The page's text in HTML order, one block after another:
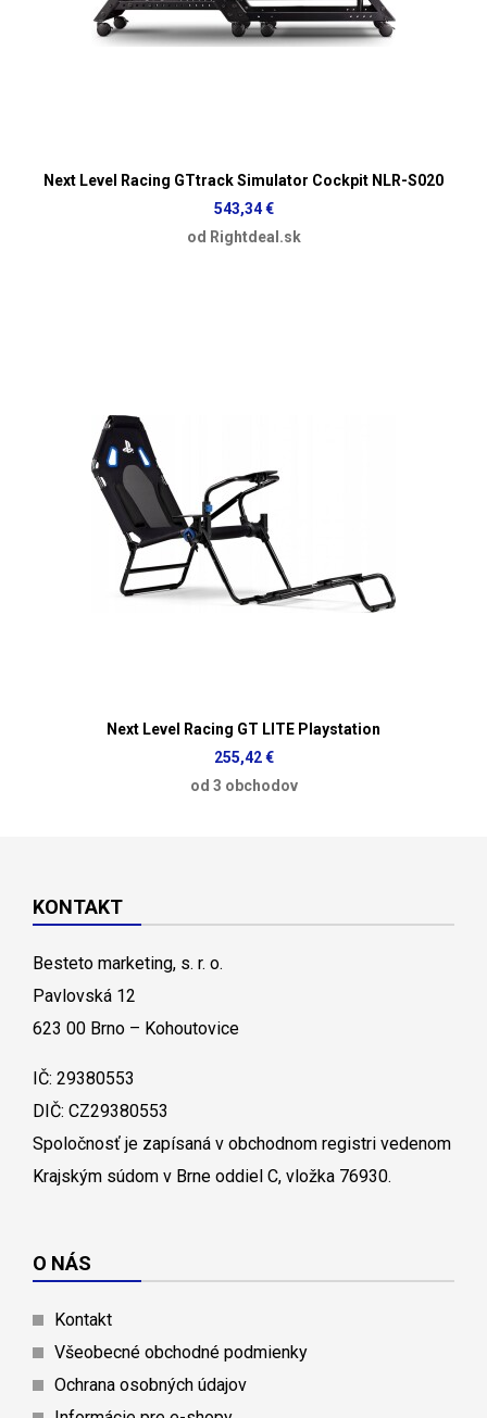
Next Level Racing GTtrack Simulator Cockpit NLR-S020
543,34 €
od Rightdeal.sk
Next Level Racing GT LITE Playstation
255,42 €
od 3 obchodov
KONTAKT
Besteto marketing, s. r. o.
Pavlovská 12
623 00 Brno – Kohoutovice
IČ: 29380553
DIČ: CZ29380553
Spoločnosť je zapísaná v obchodnom registri vedenom
Krajským súdom v Brne oddiel C, vložka 76930.
O NÁS
Kontakt
Všeobecné obchodné podmienky
Ochrana osobných údajov